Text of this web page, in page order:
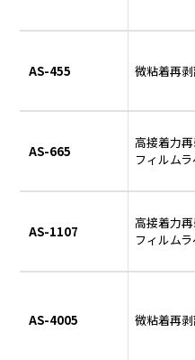
AS-455 微粘着再
AS-665
高接着力
フィルム
AS-1107
高接着力
フィルム
AS-4005 微粘着再